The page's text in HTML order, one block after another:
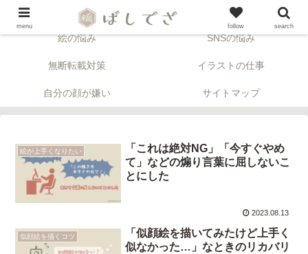
「顔」について考える似顔絵ブログ。※アフィリエイトリンクが含まれます。
絵の悩み SNSの悩み
無断転載対策 イラストの仕事
自分の顔が嫌い サイトマップ
絵が上手くなりたい
「これは絶対NG」「今すぐやめ
て」などの煽り言葉に屈しないこ
とにした
2023.08.13
似顔絵を描くコツ
「似顔絵を描いてみたけど上手く
似なかった…」なときのリカバリ
menu follow search